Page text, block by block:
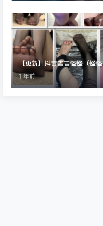
【更新】抖音吉吉怪怪（怪
1 年前